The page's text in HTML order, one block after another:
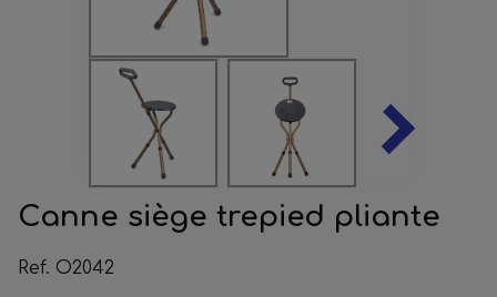
Canne siège trepied pliante
Ref. O2042